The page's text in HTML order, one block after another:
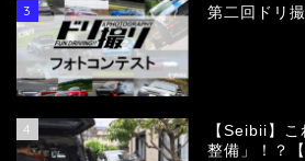
3 第二回ドリ
4
【Seibii】
整備」！？